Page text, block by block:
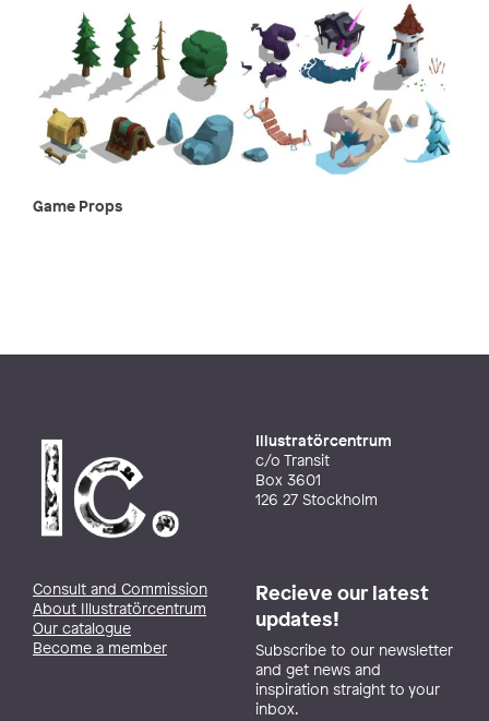
Game Props
Illustratörcentrum
c/o Transit
Box 3601
126 27 Stockholm
Consult and Commission
About Illustratörcentrum
Our catalogue
Become a member
Recieve our latest
updates!
Subscribe to our newsletter
and get news and
inspiration straight to your
inbox.